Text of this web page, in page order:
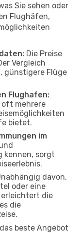
Sie sehen oder
Flughäfen,
Die Preise
Vergleich
günstigere Flüge
Flughafen:
oft mehrere
bietet.
im
kennen, sorgt
davon,
oder eine
die
die
beste Angebot